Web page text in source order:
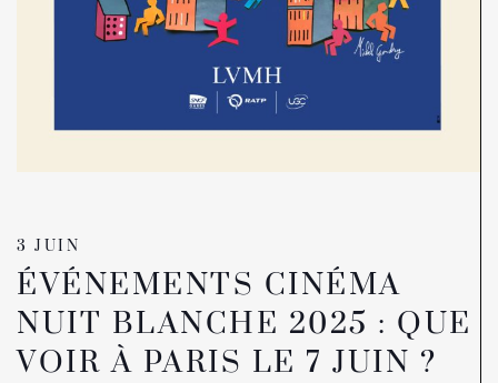
3 JUIN
ÉVÉNEMENTS CINÉMA
NUIT BLANCHE 2025 : QUE
VOIR À PARIS LE 7 JUIN ?